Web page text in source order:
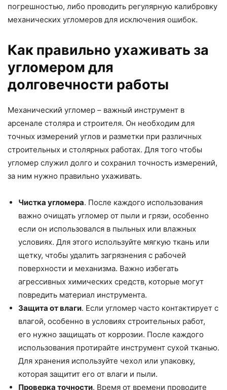
погрешностью, либо проводить регулярную калибровку
механических угломеров для исключения ошибок.
Как правильно ухаживать за
угломером для
долговечности работы
Механический угломер – важный инструмент в
арсенале столяра и строителя. Он необходим для
точных измерений углов и разметки при различных
строительных и столярных работах. Для того чтобы
угломер служил долго и сохранил точность измерений,
за ним нужно правильно ухаживать.
Чистка угломера. После каждого использования
важно очищать угломер от пыли и грязи, особенно
если он использовался в пыльных или влажных
условиях. Для этого используйте мягкую ткань или
щетку, чтобы удалить загрязнения с рабочей
поверхности и механизма. Важно избегать
агрессивных химических средств, которые могут
повредить материал инструмента.
Защита от влаги. Если угломер часто контактирует с
влагой, особенно в условиях строительных работ,
его нужно защищать от коррозии. После каждого
использования протирайте инструмент сухой тканью.
Для хранения используйте чехол или упаковку,
которая защитит его от влаги и пыли.
Проверка точности. Время от времени проводите